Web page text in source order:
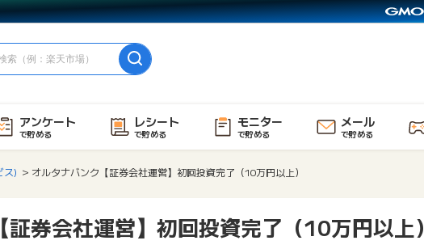
アンケート
で貯める
レシート
で貯める
モニター
で貯める
メール
で貯める
ス) オルタナバンク【証券会社運営】初回投資完了（10万円以上）
券会社運営】初回投資完了（10万円以上）